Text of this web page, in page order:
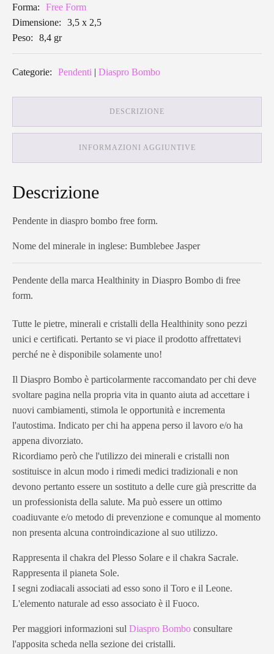
Forma:
Free Form
Dimensione:
3,5 x 2,5
Peso:
8,4 gr
Categorie: Pendenti Diaspro Bombo
DESCRIZIONE
INFORMAZIONI AGGIUNTIVE
Descrizione
Pendente in diaspro bombo free form.
Nome del minerale in inglese: Bumblebee Jasper
Pendente della marca Healthinity in Diaspro Bombo di free
form.
Tutte le pietre, minerali e cristalli della Healthinity sono pezzi
unici e certificati. Pertanto se vi piace il prodotto affrettatevi
perché ne è disponibile solamente uno!
Il Diaspro Bombo è particolarmente raccomandato per chi deve
svoltare pagina nella propria vita in quanto aiuta ad accettare i
nuovi cambiamenti, stimola le opportunità e incrementa
l'autostima. Indicato per chi ha appena perso il lavoro e/o ha
appena divorziato.
Ricordiamo però che l'utilizzo dei minerali e cristalli non
sostituisce in alcun modo i rimedi medici tradizionali e non
devono pertanto essere un sostituto a delle cure già prescritte da
un professionista della salute. Ma può essere un ottimo
coadiuvante e/o metodo di prevenzione e comunque al momento
non presenta alcuna controindicazione al suo utilizzo.
Rappresenta il chakra del Plesso Solare e il chakra Sacrale.
Rappresenta il pianeta Sole.
I segni zodiacali associati ad esso sono il Toro e il Leone.
L'elemento naturale ad esso associato è il Fuoco.
Per maggiori informazioni sul Diaspro Bombo consultare
l'apposita scheda nella sezione dei cristalli.